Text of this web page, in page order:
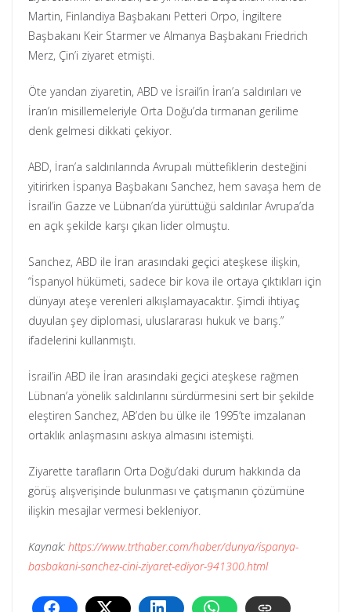
Martin, Finlandiya Başbakanı Petteri Orpo, İngiltere
Başbakanı Keir Starmer ve Almanya Başbakanı Friedrich
Merz, Çin’i ziyaret etmişti.
Öte yandan ziyaretin, ABD ve İsrail’in İran’a saldırıları ve
İran’ın misillemeleriyle Orta Doğu’da tırmanan gerilime
denk gelmesi dikkati çekiyor.
ABD, İran’a saldırılarında Avrupalı müttefiklerin desteğini
yitirirken İspanya Başbakanı Sanchez, hem savaşa hem de
İsrail’in Gazze ve Lübnan’da yürüttüğü saldırılar Avrupa’da
en açık şekilde karşı çıkan lider olmuştu.
Sanchez, ABD ile İran arasındaki geçici ateşkese ilişkin,
“İspanyol hükümeti, sadece bir kova ile ortaya çıktıkları için
dünyayı ateşe verenleri alkışlamayacaktır. Şimdi ihtiyaç
duyulan şey diplomasi, uluslararası hukuk ve barış.”
ifadelerini kullanmıştı.
İsrail’in ABD ile İran arasındaki geçici ateşkese rağmen
Lübnan’a yönelik saldırılarını sürdürmesini sert bir şekilde
eleştiren Sanchez, AB’den bu ülke ile 1995’te imzalanan
ortaklık anlaşmasını askıya almasını istemişti.
Ziyarette tarafların Orta Doğu’daki durum hakkında da
görüş alışverişinde bulunması ve çatışmanın çözümüne
ilişkin mesajlar vermesi bekleniyor.
Kaynak: https://www.trthaber.com/haber/dunya/ispanya-
basbakani-sanchez-cini-ziyaret-ediyor-941300.html